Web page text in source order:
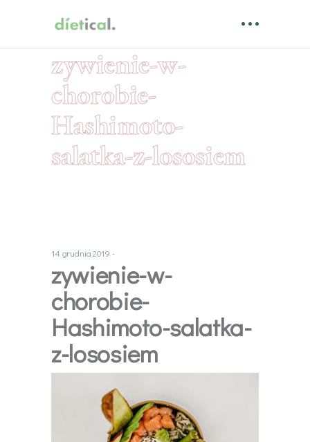
zywienie-w-
chorobie-
Hashimoto-
salatka-z-lososiem
14 grudnia 2019
zywienie-w-
chorobie-
Hashimoto-salatka-
z-lososiem